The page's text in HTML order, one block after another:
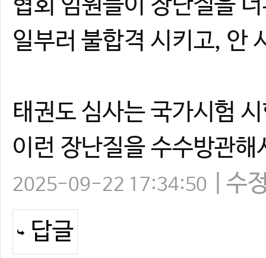
협회 임원들이 장난질을
일부러 불합격 시키고, 안
태권도 심사는 국가시험
이런 장난질을 수수방관
2025-09-22 17:34:50
수
답글